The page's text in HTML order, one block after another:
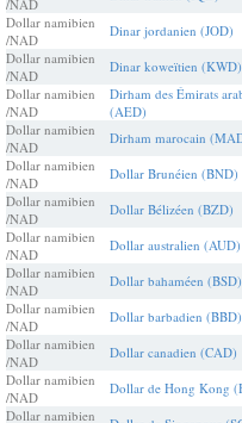
/NAD
Dollar namibien
/NAD
Dinar jordanien (JOD)
Dollar namibien
/NAD
Dinar koweïtien (KWD)
Dollar namibien
/NAD
Dirham des Émirats
(AED)
Dollar namibien
/NAD
Dirham marocain
Dollar namibien
/NAD
Dollar Brunéien (BND)
Dollar namibien
/NAD
Dollar Bélizéen (BZD)
Dollar namibien
/NAD
Dollar australien (AUD)
Dollar namibien
/NAD
Dollar bahaméen (BSD)
Dollar namibien
/NAD
Dollar barbadien (BBD)
Dollar namibien
/NAD
Dollar canadien (CAD)
Dollar namibien
/NAD
Dollar de Hong Kong
Dollar namibien